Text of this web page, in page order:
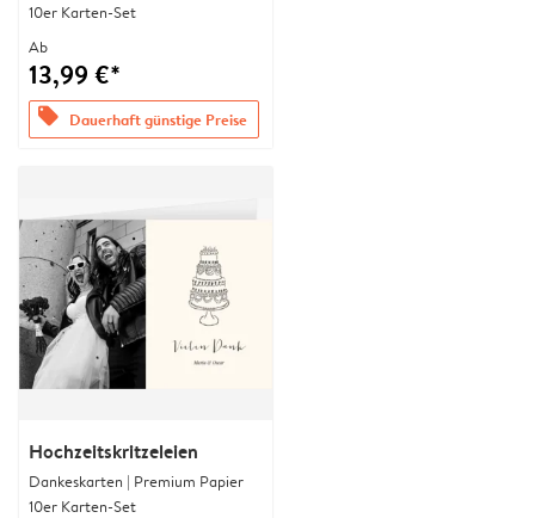
10er Karten-Set
Ab
13,99 €*
offers Dauerhaft günstige Preise
Hochzeitskritzeleien
Dankeskarten | Premium Papier
10er Karten-Set